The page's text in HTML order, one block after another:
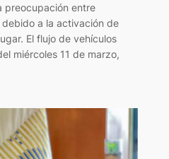
preocupación entre
a la activación de
El flujo de vehículos
miércoles 11 de marzo,